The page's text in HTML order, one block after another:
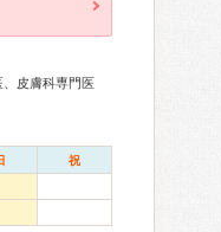
皮膚科専門医
祝